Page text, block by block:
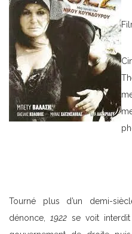
Tourné plus d’un demi-
dénonce, 1922se voit interdit